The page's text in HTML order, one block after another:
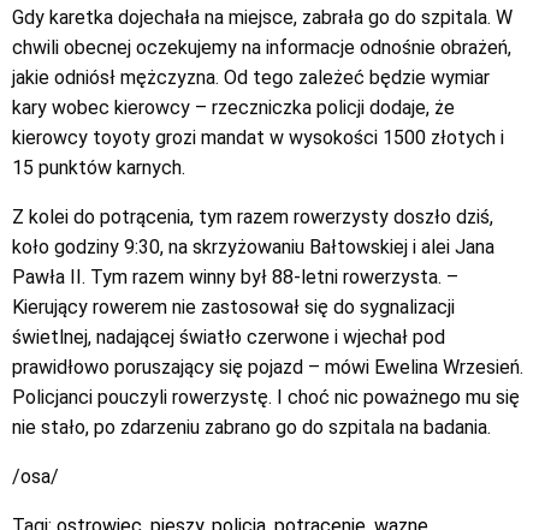
Gdy karetka dojechała na miejsce, zabrała go do szpitala. W
chwili obecnej oczekujemy na informacje odnośnie obrażeń,
jakie odniósł mężczyzna. Od tego zależeć będzie wymiar
kary wobec kierowcy – rzeczniczka policji dodaje, że
kierowcy toyoty grozi mandat w wysokości 1500 złotych i
15 punktów karnych.
Z kolei do potrącenia, tym razem rowerzysty doszło dziś,
koło godziny 9:30, na skrzyżowaniu Bałtowskiej i alei Jana
Pawła II. Tym razem winny był 88-letni rowerzysta. –
Kierujący rowerem nie zastosował się do sygnalizacji
świetlnej, nadającej światło czerwone i wjechał pod
prawidłowo poruszający się pojazd – mówi Ewelina Wrzesień.
Policjanci pouczyli rowerzystę. I choć nic poważnego mu się
nie stało, po zdarzeniu zabrano go do szpitala na badania.
/osa/